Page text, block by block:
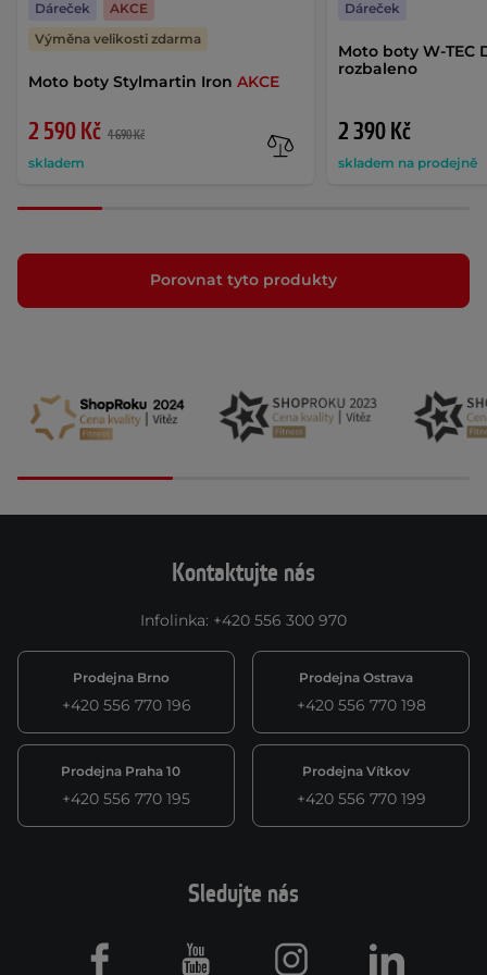
Moto boty Stylmartin Iron AKCE
2 590 Kč 4 690 Kč
skladem
Dáreček
AKCE
Výměna velikosti zdarma
Moto boty W-TEC
rozbaleno
2 390 Kč
skladem na prodejně
Dáreček
Porovnat tyto produkty
Kontaktujte nás
Infolinka: +420 556 300 970
Prodejna Brno
+420 556 770 196
Prodejna Ostrava
+420 556 770 198
Prodejna Praha 10
+420 556 770 195
Prodejna Vítkov
+420 556 770 199
Sledujte nás
Facebook Youtube Instagram LinkedIn